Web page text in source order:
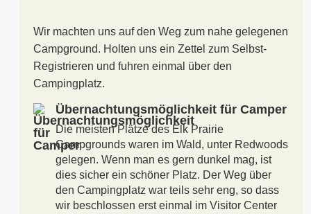
Wir machten uns auf den Weg zum nahe gelegenen
Campground. Holten uns ein Zettel zum Selbst-
Registrieren und fuhren einmal über den
Campingplatz.
Übernachtungsmöglichkeit für Camper
Die meisten Plätze des Elk Prairie
Campgrounds waren im Wald, unter Redwoods
gelegen. Wenn man es gern dunkel mag, ist
dies sicher ein schöner Platz. Der Weg über
den Campingplatz war teils sehr eng, so dass
wir beschlossen erst einmal im Visitor Center